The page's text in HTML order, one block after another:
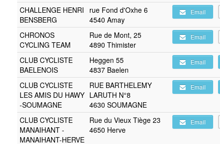
CHALLENGE HENRI
BENSBERG
rue Fond d'Oxhe 6
4540 Amay
Email
CHRONOS
CYCLING TEAM
Rue de Mont, 25
4890 Thimister
Email
CLUB CYCLISTE
BAELENOIS
Heggen 55
4837 Baelen
Email
CLUB CYCLISTE
LES AMIS DU HAWY
-SOUMAGNE
RUE BARTHELEMY
LARUTH N°8
4630 SOUMAGNE
Email
CLUB CYCLISTE
MANAIHANT -
MANAIHANT-HERVE
Rue du Vieux Tiège 23
4650 Herve
Email